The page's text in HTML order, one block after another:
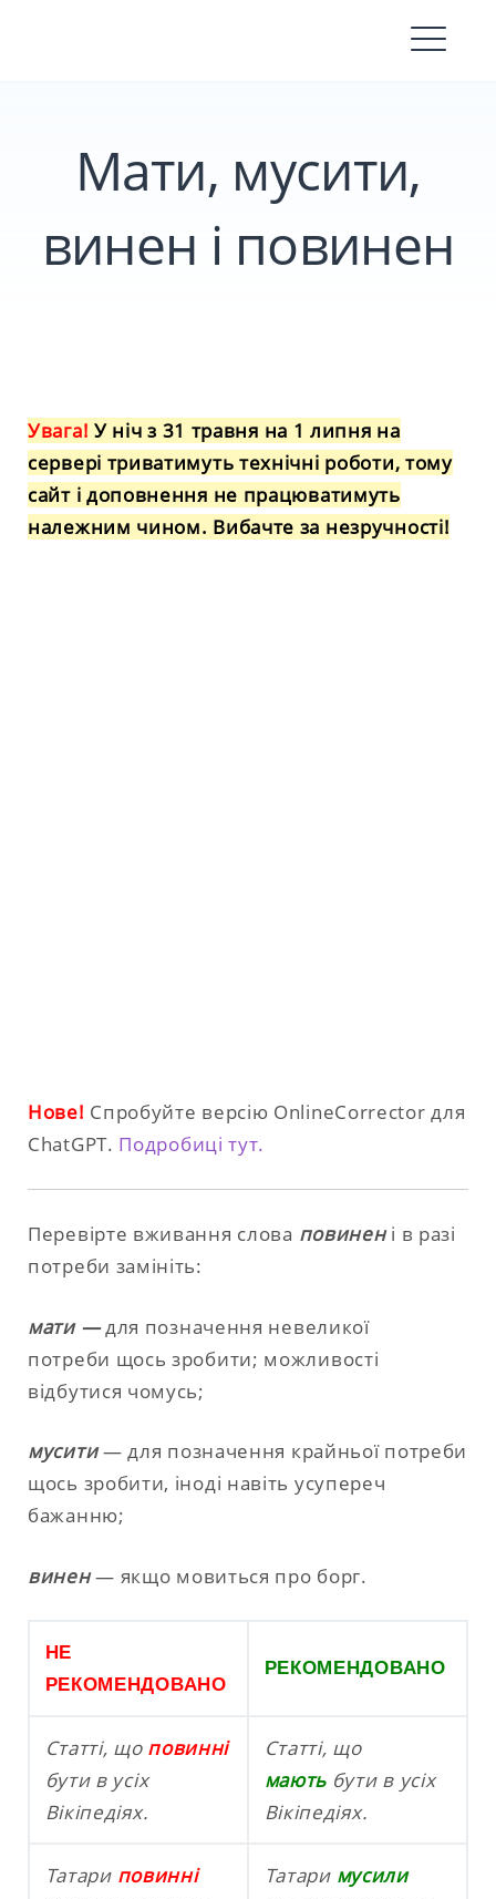
Мати, мусити,
винен і повинен
Увага! У ніч з 31 травня на 1 липня на
сервері триватимуть технічні роботи, тому
сайт і доповнення не працюватимуть
належним чином. Вибачте за незручності!
Нове! Спробуйте версію OnlineCorrector для
ChatGPT. Подробиці тут.
Перевірте вживання слова повинені в разі
потреби замініть:
мати —для позначення невеликої
потреби щось зробити; можливості
відбутися чомусь;
мусити— для позначення крайньої потреби
щось зробити, іноді навіть усупереч
бажанню;
винен— якщо мовиться про борг.
НЕ
РЕКОМЕНДОВАНО
РЕКОМЕНДОВАНО
Статті, що повинні
бути в усіх
Вікіпедіях.
Статті, що
мають бути в усіх
Вікіпедіях.
Татари повинні
Татари мусили